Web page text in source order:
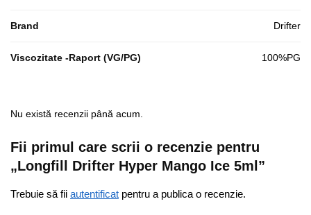
Brand Drifter
Viscozitate -Raport (VG/PG) 100%PG
Nu există recenzii până acum.
Fii primul care scrii o recenzie pentru
„Longfill Drifter Hyper Mango Ice 5ml”
Trebuie să fii autentificat pentru a publica o recenzie.